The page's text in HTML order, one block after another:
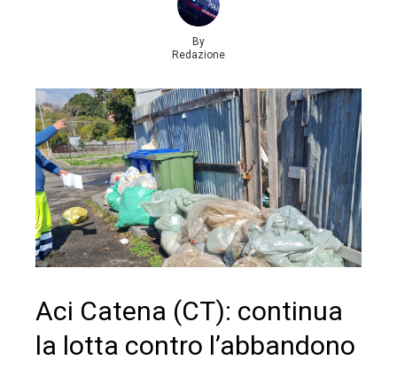
By
Redazione
Aci Catena (CT): continua
la lotta contro l’abbandono